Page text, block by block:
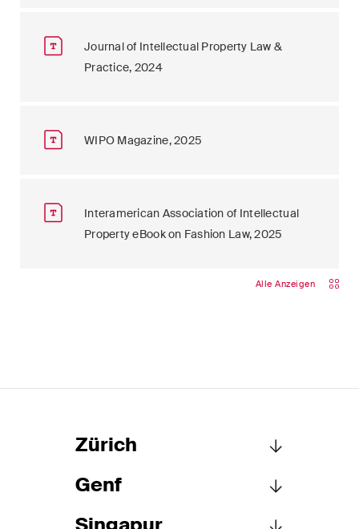
Journal of Intellectual Property Law &
Practice, 2024
WIPO Magazine, 2025
Interamerican Association of Intellectual
Property eBook on Fashion Law, 2025
Alle Anzeigen
Zürich
Schellenberg Wittmer AG
Postfach 2201
Genf
Schellenberg Wittmer AG